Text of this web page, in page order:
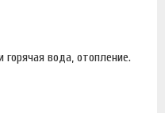
вода, отопление.